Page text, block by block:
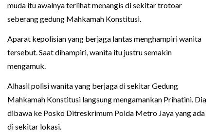
muda itu awalnya terlihat menangis di sekitar trotoar
seberang gedung Mahkamah Konstitusi.
Aparat kepolisian yang berjaga lantas menghampiri wanita
tersebut. Saat dihampiri, wanita itu justru semakin
mengamuk.
Alhasil polisi wanita yang berjaga di sekitar Gedung
Mahkamah Konstitusi langsung mengamankan Prihatini. Dia
dibawa ke Posko Ditreskrimum Polda Metro Jaya yang ada
di sekitar lokasi.